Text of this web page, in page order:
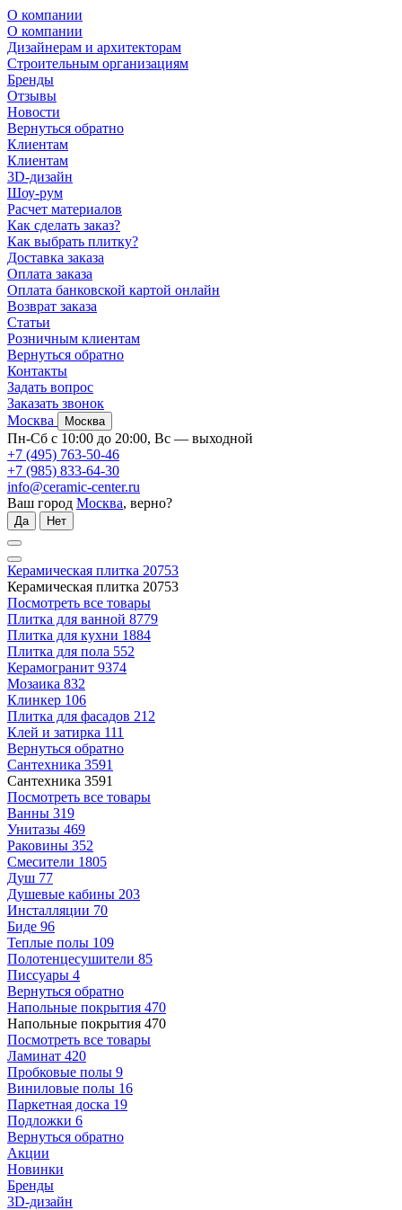
О компании
О компании
Дизайнерам и архитекторам
Строительным организациям
Бренды
Отзывы
Новости
Вернуться обратно
Клиентам
Клиентам
3D-дизайн
Шоу-рум
Расчет материалов
Как сделать заказ?
Как выбрать плитку?
Доставка заказа
Оплата заказа
Оплата банковской картой онлайн
Возврат заказа
Статьи
Розничным клиентам
Вернуться обратно
Контакты
Задать вопрос
Заказать звонок
Москва
Москва
Пн-Сб с 10:00 до 20:00, Вс — выходной
+7 (495) 763-50-46
+7 (985) 833-64-30
info@ceramic-center.ru
Ваш город Москва, верно?
Да Нет
Керамическая плитка 20753
Керамическая плитка 20753
Посмотреть все товары
Плитка для ванной 8779
Плитка для кухни 1884
Плитка для пола 552
Керамогранит 9374
Мозаика 832
Клинкер 106
Плитка для фасадов 212
Клей и затирка 111
Вернуться обратно
Сантехника 3591
Сантехника 3591
Посмотреть все товары
Ванны 319
Унитазы 469
Раковины 352
Смесители 1805
Душ 77
Душевые кабины 203
Инсталляции 70
Биде 96
Теплые полы 109
Полотенцесушители 85
Писсуары 4
Вернуться обратно
Напольные покрытия 470
Напольные покрытия 470
Посмотреть все товары
Ламинат 420
Пробковые полы 9
Виниловые полы 16
Паркетная доска 19
Подложки 6
Вернуться обратно
Акции
Новинки
Бренды
3D-дизайн